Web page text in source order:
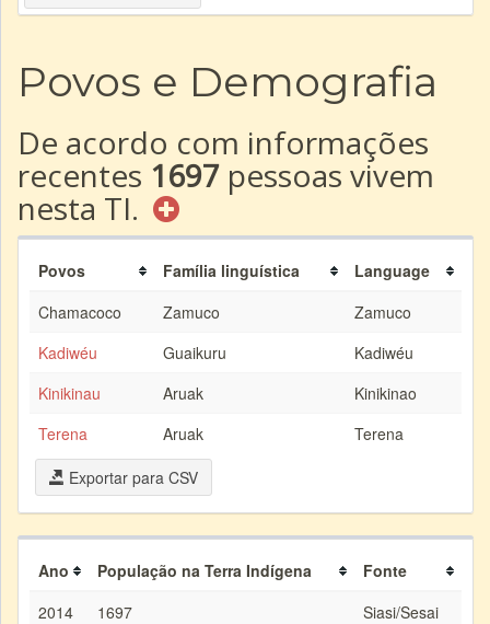
Povos e Demografia
De acordo com informações
recentes 1697 pessoas vivem
nesta TI.
Povos Família linguística
Language
Chamacoco
Zamuco
Zamuco
Kadiwéu
Guaikuru
Kadiwéu
Kinikinau
Aruak
Kinikinao
Terena
Aruak
Terena
Exportar para CSV
Ano População na Terra Indígena
Fonte
2014
1697
Siasi/Sesai